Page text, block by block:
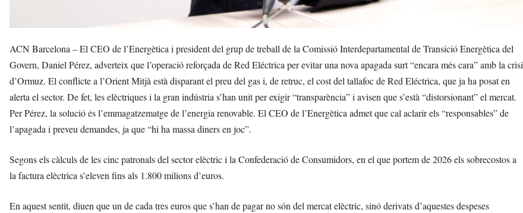
ACN Barcelona – El CEO de l’Energètica i president del grup de treball de la Comissió Interdepartamental de Transició Energètica del
Govern, Daniel Pérez, adverteix que l’operació reforçada de Red Eléctrica per evitar una nova apagada surt “encara més cara” amb la crisi
d’Ormuz. El conflicte a l’Orient Mitjà està disparant el preu del gas i, de retruc, el cost del tallafoc de Red Eléctrica, que ja ha posat en
alerta el sector. De fet, les elèctriques i la gran indústria s’han unit per exigir “transparència” i avisen que s’està “distorsionant” el mercat.
Per Pérez, la solució és l’emmagatzematge de l’energia renovable. El CEO de l’Energètica admet que cal aclarir els “responsables” de
l’apagada i preveu demandes, ja que “hi ha massa diners en joc”.
Segons els càlculs de les cinc patronals del sector elèctric i la Confederació de Consumidors, en el que portem de 2026 els sobrecostos a
la factura elèctrica s’eleven fins als 1.800 milions d’euros.
En aquest sentit, diuen que un de cada tres euros que s’han de pagar no són del mercat elèctric, sinó derivats d’aquestes despeses